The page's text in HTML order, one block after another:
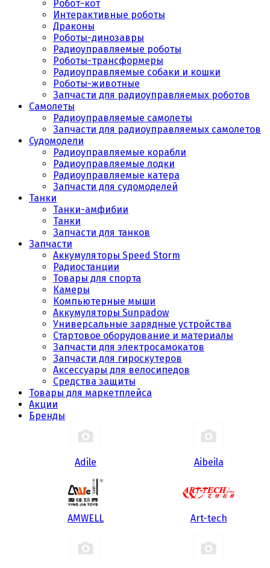
Робот-кот
Интерактивные роботы
Драконы
Роботы-динозавры
Радиоуправляемые роботы
Роботы-трансформеры
Радиоуправляемые собаки и кошки
Роботы-животные
Запчасти для радиоуправляемых роботов
Самолеты
Радиоуправляемые самолеты
Запчасти для радиоуправляемых самолетов
Судомодели
Радиоуправляемые корабли
Радиоуправляемые лодки
Радиоуправляемые катера
Запчасти для судомоделей
Танки
Танки-амфибии
Танки
Запчасти для танков
Запчасти
Аккумуляторы Speed Storm
Радиостанции
Товары для спорта
Камеры
Компьютерные мыши
Аккумуляторы Sunpadow
Универсальные зарядные устройства
Стартовое оборудование и материалы
Запчасти для электросамокатов
Запчасти для гироскутеров
Аксессуары для велосипедов
Средства защиты
Товары для маркетплейса
Акции
Бренды
Adile Aibeila
AMWELL Art-tech